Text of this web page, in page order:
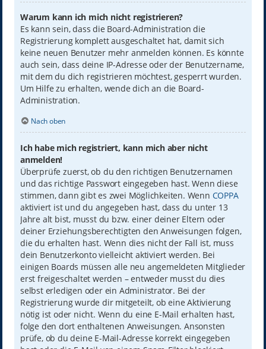
Warum kann ich mich nicht registrieren?
Es kann sein, dass die Board-Administration die
Registrierung komplett ausgeschaltet hat, damit sich
keine neuen Benutzer mehr anmelden können. Es könnte
auch sein, dass deine IP-Adresse oder der Benutzername,
mit dem du dich registrieren möchtest, gesperrt wurden.
Um Hilfe zu erhalten, wende dich an die Board-
Administration.
Nach oben
Ich habe mich registriert, kann mich aber nicht
anmelden!
Überprüfe zuerst, ob du den richtigen Benutzernamen
und das richtige Passwort eingegeben hast. Wenn diese
stimmen, dann gibt es zwei Möglichkeiten. Wenn COPPA
aktiviert ist und du angegeben hast, dass du unter 13
Jahre alt bist, musst du bzw. einer deiner Eltern oder
deiner Erziehungsberechtigten den Anweisungen folgen,
die du erhalten hast. Wenn dies nicht der Fall ist, muss
dein Benutzerkonto vielleicht aktiviert werden. Bei
einigen Boards müssen alle neu angemeldeten Mitglieder
erst freigeschaltet werden – entweder musst du dies
selbst erledigen oder ein Administrator. Bei der
Registrierung wurde dir mitgeteilt, ob eine Aktivierung
nötig ist oder nicht. Wenn du eine E-Mail erhalten hast,
folge den dort enthaltenen Anweisungen. Ansonsten
prüfe, ob du deine E-Mail-Adresse korrekt eingegeben